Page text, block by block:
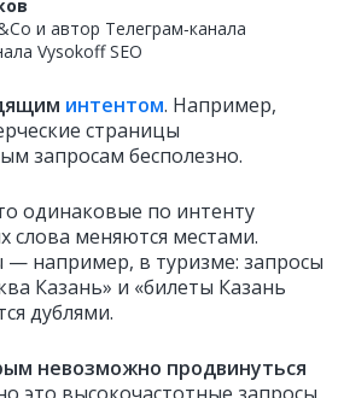
и автор Телеграм‑канала
Vysokoff SEO
интентом. Например,
страницы
запросам бесполезно.
одинаковые по интенту
слова меняются местами.
например, в туризме: запросы
Казань» и «билеты Казань
дублями.
невозможно продвинуться